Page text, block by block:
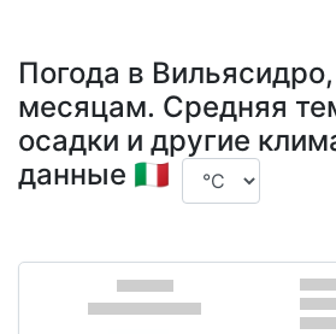
Погода в
месяцам. Средняя
осадки и другие
данные 🇮🇹